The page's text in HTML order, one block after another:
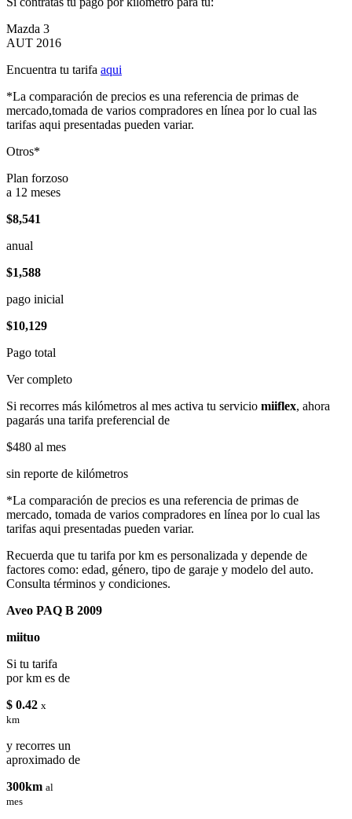
Mazda 3
AUT 2016
Encuentra tu tarifa aqui
*La comparación de precios es una referencia de primas de
mercado,tomada de varios compradores en línea por lo cual las
tarifas aqui presentadas pueden variar.
Otros*
Plan forzoso
a 12 meses
$8,541
anual
$1,588
pago inicial
$10,129
Pago total
Ver completo
Si recorres más kilómetros al mes activa tu servicio miiflex, ahora
pagarás una tarifa preferencial de
$480 al mes
sin reporte de kilómetros
*La comparación de precios es una referencia de primas de
mercado, tomada de varios compradores en línea por lo cual las
tarifas aqui presentadas pueden variar.
Recuerda que tu tarifa por km es personalizada y depende de
factores como: edad, género, tipo de garaje y modelo del auto.
Consulta términos y condiciones.
Aveo PAQ B 2009
miituo
Si tu tarifa
por km es de
$ 0.42 x
km
y recorres un
aproximado de
300km al
mes